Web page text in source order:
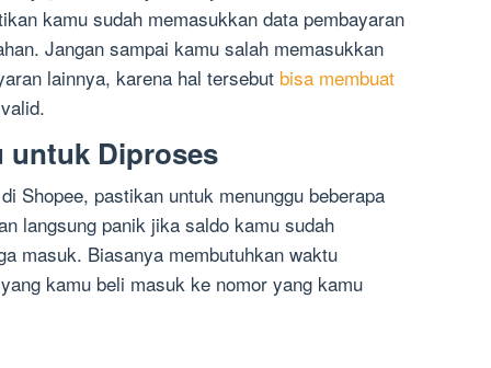
kamu sudah memasukkan data pembayaran
Jangan sampai kamu salah memasukkan
lainnya, karena hal tersebut bisa membuat
untuk Diproses
Shopee, pastikan untuk menunggu beberapa
langsung panik jika saldo kamu sudah
masuk. Biasanya membutuhkan waktu
kamu beli masuk ke nomor yang kamu